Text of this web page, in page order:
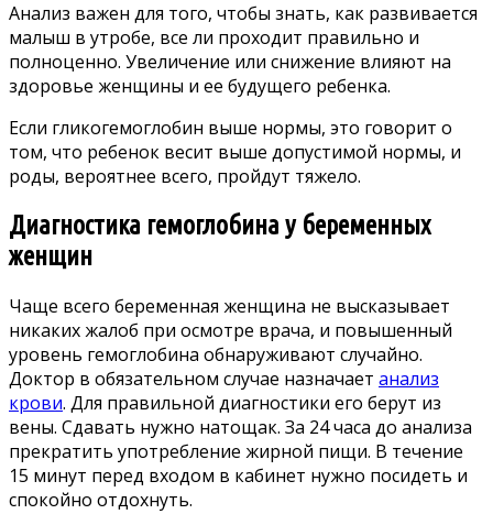
Анализ важен для того, чтобы знать, как развивается
малыш в утробе, все ли проходит правильно и
полноценно. Увеличение или снижение влияют на
здоровье женщины и ее будущего ребенка.
Если гликогемоглобин выше нормы, это говорит о
том, что ребенок весит выше допустимой нормы, и
роды, вероятнее всего, пройдут тяжело.
Диагностика гемоглобина у беременных
женщин
Чаще всего беременная женщина не высказывает
никаких жалоб при осмотре врача, и повышенный
уровень гемоглобина обнаруживают случайно.
Доктор в обязательном случае назначает анализ
крови. Для правильной диагностики его берут из
вены. Сдавать нужно натощак. За 24 часа до анализа
прекратить употребление жирной пищи. В течение
15 минут перед входом в кабинет нужно посидеть и
спокойно отдохнуть.